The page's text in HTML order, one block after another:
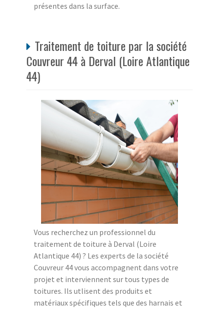
présentes dans la surface.
Traitement de toiture par la société
Couvreur 44 à Derval (Loire Atlantique
44)
Vous recherchez un professionnel du
traitement de toiture à Derval (Loire
Atlantique 44) ? Les experts de la société
Couvreur 44 vous accompagnent dans votre
projet et interviennent sur tous types de
toitures. Ils utlisent des produits et
matériaux spécifiques tels que des harnais et